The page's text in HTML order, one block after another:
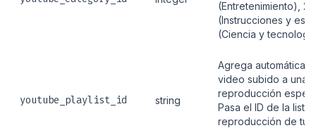
(Entretenimiento), 26
(Instrucciones y
(Ciencia y
youtube_playlist_id string
Agrega
video subido a una
reproducción
Pasa el ID de la lista
reproducción de tu